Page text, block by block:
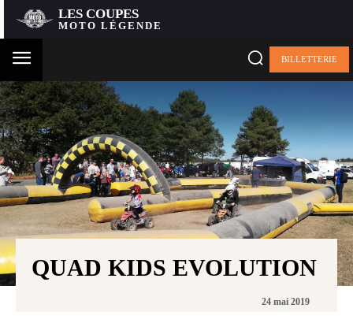
LES COUPES
MOTO LÉGENDE
BILLETTERIE
QUAD KIDS EVOLUTION
24 mai 2019